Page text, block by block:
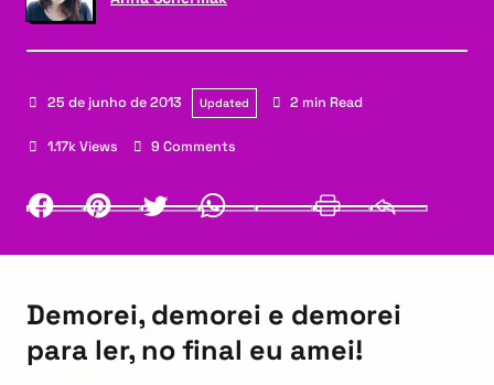
25 de junho de 2013 Updated 2 min Read
1.17k Views 9 Comments
Facebook PinterestTwitter
Demorei, demorei e demorei
para ler, no final eu amei!